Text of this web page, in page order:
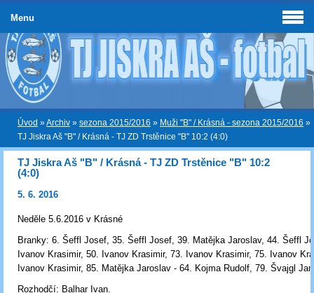
Úvod »Archiv » sezona 2015/2016 » Muži "B" / Krásná - sezona 2015/2016 »
TJ Jiskra Aš "B" / Krásná - TJ ZD Trstěnice "B" 10:2 (4:0)
TJ Jiskra Aš "B" / Krásná - TJ ZD Trstěnice "B" 10:2
(4:0)
5. 6. 2016
Neděle 5.6.2016 v Krásné
Branky: 6. Šeffl Josef, 35. Šeffl Josef, 39. Matějka Jaroslav, 44. Šeffl
Ivanov Krasimir, 50. Ivanov Krasimir, 73. Ivanov Krasimir, 75. Ivanov
Ivanov Krasimir, 85. Matějka Jaroslav - 64. Kojma Rudolf, 79. Švajgl Jan
Rozhodčí: Balhar Ivan.
Menu